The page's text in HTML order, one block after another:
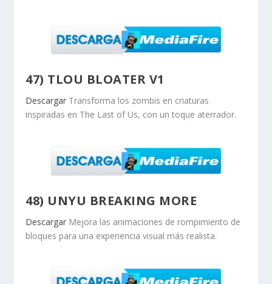
47) TLOU BLOATER V1
Descargar Transforma los zombis en criaturas
inspiradas en The Last of Us, con un toque aterrador.
48) UNYU BREAKING MORE
Descargar Mejora las animaciones de rompimiento de
bloques para una experiencia visual más realista.